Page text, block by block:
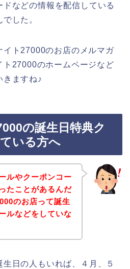
などの情報を配信している
した。
イト27000のお店のメルマガ
ト27000のホームページなど
きますね♪
の誕生日特典ク
いる方へ
ルやクーポンコー
たことがあるんだ
のお店って誕生
ルなどをしていな
日の人もいれば、４月、５